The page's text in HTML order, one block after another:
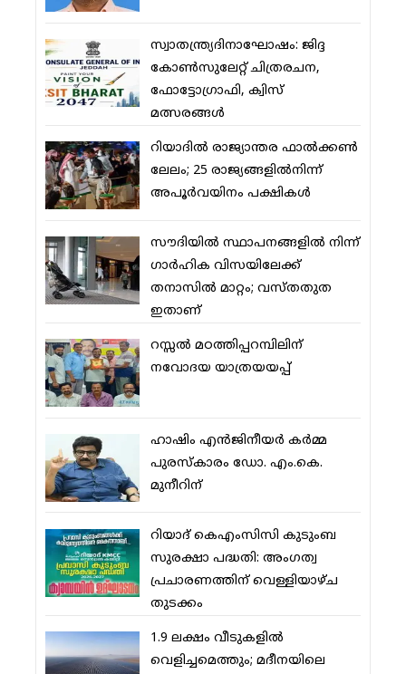
സ്വാതന്ത്ര്യദിനാഘോഷം: ജിദ്ദ
കോണ്‍സുലേറ്റ് ചിത്രരചന,
ഫോട്ടോഗ്രാഫി, ക്വിസ്
മത്സരങ്ങള്‍
റിയാദില്‍ രാജ്യാന്തര ഫാല്‍ക്കണ്‍
ലേലം; 25 രാജ്യങ്ങളില്‍നിന്ന്
അപൂര്‍വയിനം പക്ഷികള്‍
സൗദിയില്‍ സ്ഥാപനങ്ങളില്‍ നിന്ന്
ഗാര്‍ഹിക വിസയിലേക്ക്
തനാസില്‍ മാറ്റം; വസ്തതുത
ഇതാണ്
റസ്സല്‍ മഠത്തിപ്പറമ്പിലിന്
നവോദയ യാത്രയയപ്പ്
ഹാഷിം എന്‍ജിനീയര്‍ കര്‍മ്മ
പുരസ്‌കാരം ഡോ. എം.കെ.
മുനീറിന്
റിയാദ് കെഎംസിസി കുടുംബ
സുരക്ഷാ പദ്ധതി: അംഗത്വ
പ്രചാരണത്തിന് വെള്ളിയാഴ്ച
തുടക്കം
1.9 ലക്ഷം വീടുകളില്‍
വെളിച്ചമെത്തും; മദീനയിലെ